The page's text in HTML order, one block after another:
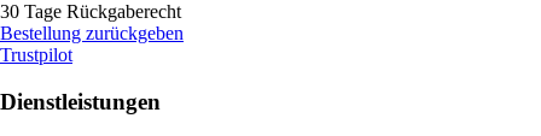
30 Tage Rückgaberecht
Bestellung zurückgeben
Trustpilot
Dienstleistungen